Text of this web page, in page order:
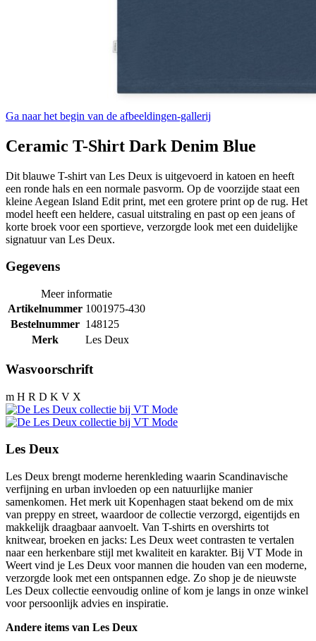
Ga naar het begin van de afbeeldingen-gallerij
Ceramic T-Shirt Dark Denim Blue
Dit blauwe T-shirt van Les Deux is uitgevoerd in katoen en heeft
een ronde hals en een normale pasvorm. Op de voorzijde staat een
kleine Aegean Island Edit print, met een grotere print op de rug. Het
model heeft een heldere, casual uitstraling en past op een jeans of
korte broek voor een sportieve, verzorgde look met een duidelijke
signatuur van Les Deux.
Gegevens
Meer informatie
Artikelnummer 1001975-430
Bestelnummer 148125
Merk
Les Deux
Wasvoorschrift
m H R D K V X
Les Deux
Les Deux brengt moderne herenkleding waarin Scandinavische
verfijning en urban invloeden op een natuurlijke manier
samenkomen. Het merk uit Kopenhagen staat bekend om de mix
van preppy en street, waardoor de collectie verzorgd, eigentijds en
makkelijk draagbaar aanvoelt. Van T-shirts en overshirts tot
knitwear, broeken en jacks: Les Deux weet contrasten te vertalen
naar een herkenbare stijl met kwaliteit en karakter. Bij VT Mode in
Weert vind je Les Deux voor mannen die houden van een moderne,
verzorgde look met een ontspannen edge. Zo shop je de nieuwste
Les Deux collectie eenvoudig online of kom je langs in onze winkel
voor persoonlijk advies en inspiratie.
Andere items van Les Deux